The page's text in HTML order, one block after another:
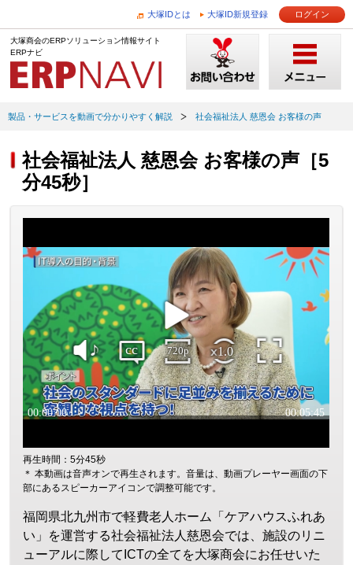
大塚IDとは 大塚ID新規登録 ログイン
大塚商会のERPソリューション情報サイト
ERPナビ
製品・サービスを動画で分かりやすく解説 社会福祉法人 慈恩会 お客様の声
社会福祉法人 慈恩会 お客様の声［5
分45秒］
再生時間：5分45秒
＊ 本動画は音声オンで再生されます。音量は、動画プレーヤー画面の下
部にあるスピーカーアイコンで調整可能です。
福岡県北九州市で軽費老人ホーム「ケアハウスふれあ
い」を運営する社会福祉法人慈恩会では、施設のリニ
ューアルに際してICTの全てを大塚商会にお任せいた